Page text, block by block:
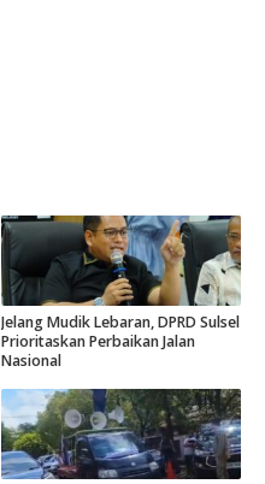
Jelang Mudik Lebaran, DPRD Sulsel
Prioritaskan Perbaikan Jalan
Nasional